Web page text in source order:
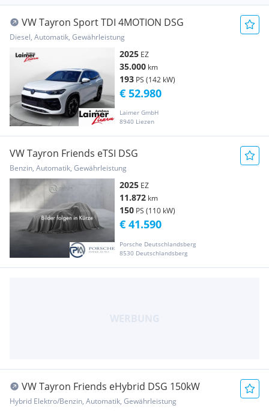
VW Tayron Sport TDI 4MOTION DSG
Diesel, Automatik, Gewährleistung
2025 EZ
35.000 km
193 PS (142 kW)
Laimer GmbH
8940 Liezen
€ 52.980
VW Tayron Friends eTSI DSG
Benzin, Automatik, Gewährleistung
2025 EZ
11.872 km
150 PS (110 kW)
Porsche Deutschlandsberg
8530 Deutschlandsberg
€ 41.590
VW Tayron Friends eHybrid DSG 150kW
Hybrid Elektro/Benzin, Automatik, Gewährleistung